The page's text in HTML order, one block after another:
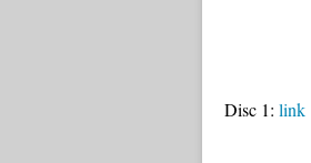
Disc 1: link